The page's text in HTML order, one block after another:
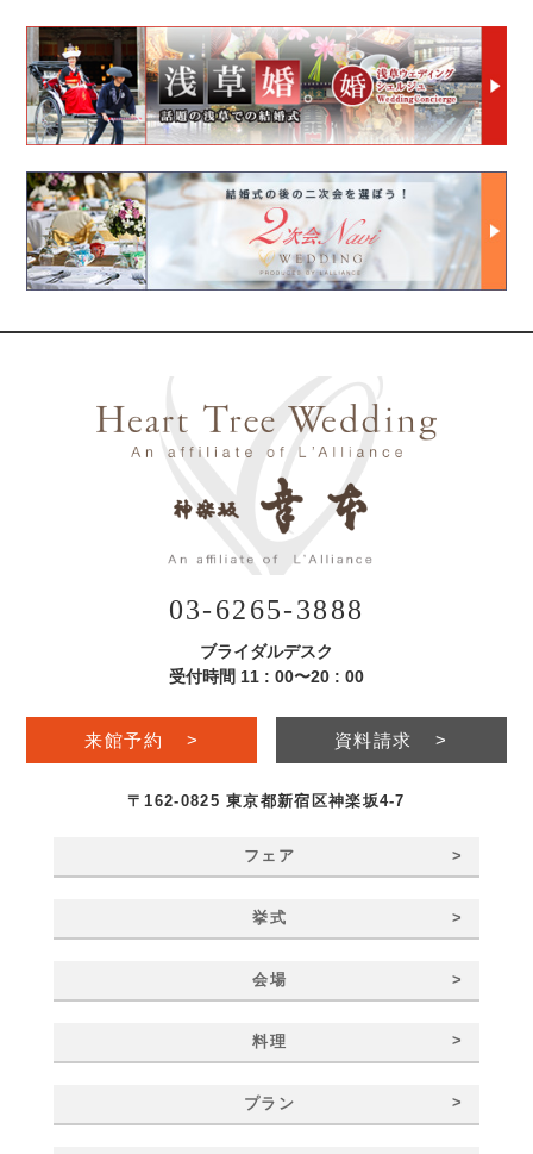
03-6265-3888
ブライダルデスク
受付時間 11 : 00〜20 : 00
来館予約 > 資料請求 >
〒162-0825 東京都新宿区神楽坂4-7
フェア >
挙式 >
会場 >
料理 >
プラン >